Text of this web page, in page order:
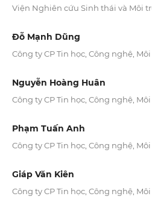
Viện Nghiên cứu Sinh thái và Môi
Đỗ Mạnh Dũng
Công ty CP Tin học, Công nghệ,
Nguyễn Hoàng Huân
Công ty CP Tin học, Công nghệ,
Phạm Tuấn Anh
Công ty CP Tin học, Công nghệ,
Giáp Văn Kiên
Công ty CP Tin học, Công nghệ,